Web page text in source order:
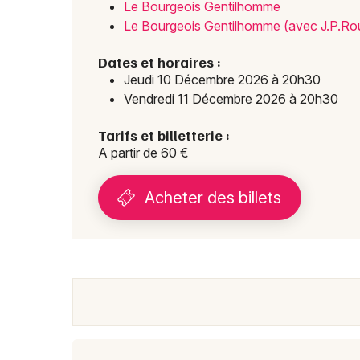
Le Bourgeois Gentilhomme
Le Bourgeois Gentilhomme (avec
Dates et horaires :
Jeudi 10 Décembre 2026 à 20h30
Vendredi 11 Décembre 2026 à 20h30
Tarifs et billetterie :
A partir de 60 €
Acheter des billets